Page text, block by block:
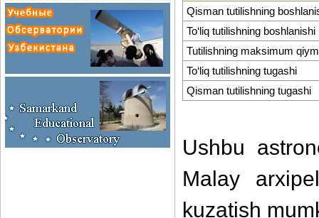
Qisman tutilishning
To‘liq tutilishning boshlanishi
Tutilishning maksimum
To‘liq tutilishning tugashi
Qisman tutilishning tugashi
Ushbu
Malay
kuzatish